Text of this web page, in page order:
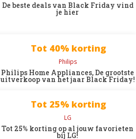
De beste deals van Black Friday vind
je hier
Tot 40% korting
Philips
Philips Home Appliances, De grootste
uitverkoop van het jaar Black Friday!
Tot 25% korting
LG
Tot 25% korting op al jouw favorieten
bij LG!